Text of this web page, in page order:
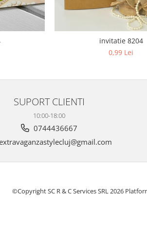
invitatie 8204
0,99 Lei
SUPORT CLIENTI
10:00-18:00
0744436667
©Copyright SC R & C Services SRL 2026